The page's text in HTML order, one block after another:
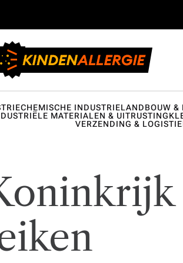
CHEMISCHE INDUSTRIELANDBOUW &
MATERIALEN & UITRUSTING
VERZENDING &